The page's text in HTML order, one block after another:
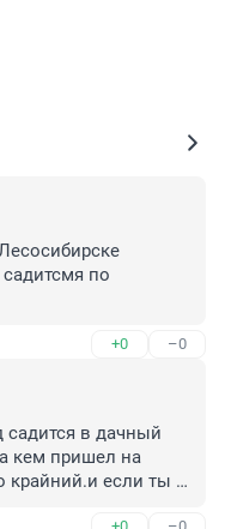
по
воспитании.
отстутствия
другое воспитания.
+0 –0
садится в дачный
кем пришел на
крайний.и если ты